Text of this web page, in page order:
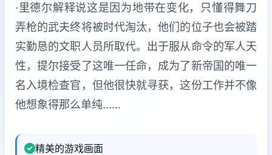
·里德尔解释说这是因为地带在变化，只懂得舞刀
弄枪的武夫终将被时代淘汰，他们的位子也会被踏
实勤恳的文职人员所取代。出于服从命令的军人天
性，提尔接受了这唯一任命，成为了新帝国的唯一
名入境检查官，但他很快就寻获，这份工作并不像
他想象得那么单纯……
精美的游戏画面